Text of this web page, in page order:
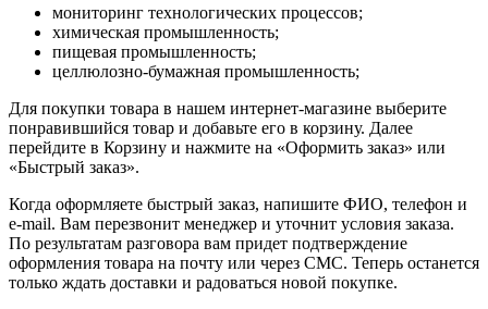
мониторинг технологических процессов;
химическая промышленность;
пищевая промышленность;
целлюлозно-бумажная промышленность;
Для покупки товара в нашем интернет-магазине выберите
понравившийся товар и добавьте его в корзину. Далее
перейдите в Корзину и нажмите на «Оформить заказ» или
«Быстрый заказ».
Когда оформляете быстрый заказ, напишите ФИО, телефон и
e-mail. Вам перезвонит менеджер и уточнит условия заказа.
По результатам разговора вам придет подтверждение
оформления товара на почту или через СМС. Теперь останется
только ждать доставки и радоваться новой покупке.